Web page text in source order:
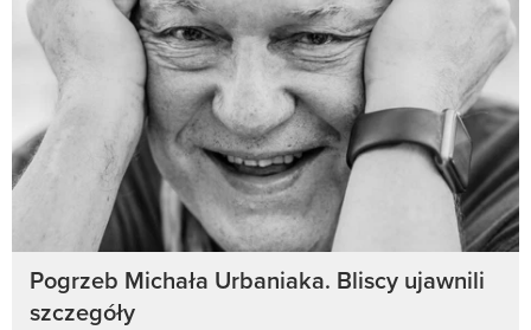
Pogrzeb Michała Urbaniaka. Bliscy ujawnili
szczegóły